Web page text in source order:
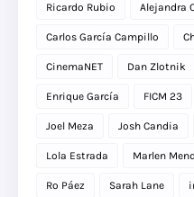
Ricardo Rubio Alejandra
Carlos García Campillo
CinemaNET Dan Zlotnik
Enrique García FICM 23
Joel Meza Josh Candia
Lola Estrada Marlen
Ro Páez Sarah Lane